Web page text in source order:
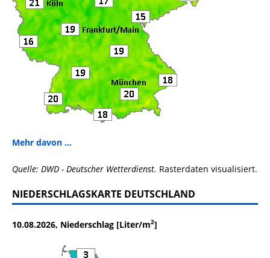
Mehr davon ...
Quelle: DWD - Deutscher Wetterdienst. Rasterdaten visualisiert.
NIEDERSCHLAGSKARTE DEUTSCHLAND
10.08.2026, Niederschlag [Liter/m2]